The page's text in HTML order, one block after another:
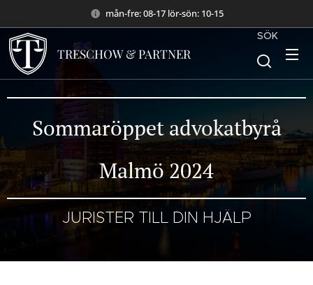
mån-fre: 08-17 lör-sön: 10-15
TRESCHOW & PARTNER
SÖK
Sommaröppet advokatbyrå
Malmö 2024
JURISTER TILL DIN HJÄLP